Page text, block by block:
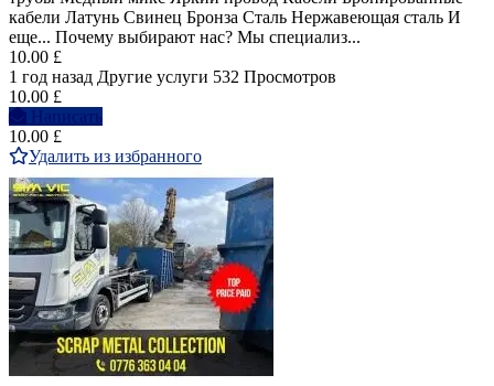
кабели Латунь Свинец Бронза Сталь Нержавеющая сталь И
еще... Почему выбирают нас? Мы специализ...
10.00 £
1 год назад Другие услуги 532 Просмотров
10.00 £
Написать
10.00 £
Удалить из избранного